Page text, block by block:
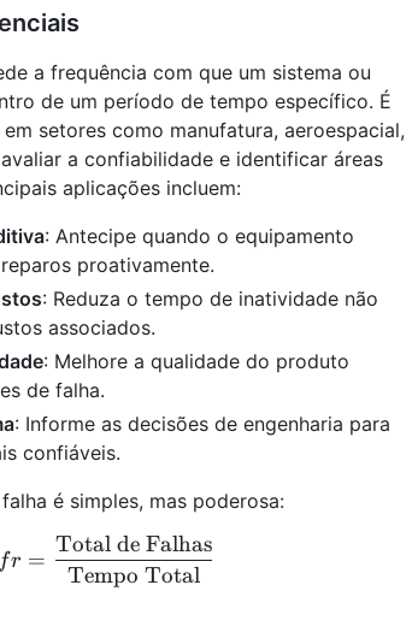
a frequência com que um sistema ou
de um período de tempo específico. É
setores como manufatura, aeroespacial,
a confiabilidade e identificar áreas
aplicações incluem:
: Antecipe quando o equipamento
proativamente.
: Reduza o tempo de inatividade não
associados.
: Melhore a qualidade do produto
de falha.
: Informe as decisões de engenharia para
confiáveis.
é simples, mas poderosa:
fr = \frac{\text{Total de
fr =
Tempo Total
Total de Falhas